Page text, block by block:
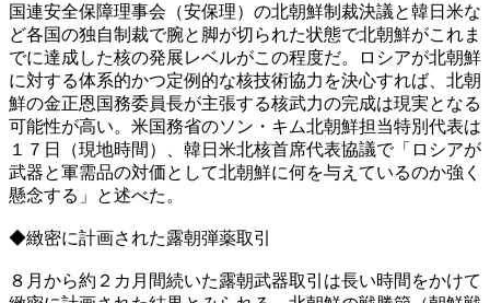
国連安全保障理事会（安保理）の北朝鮮制裁決議と韓日米な
ど各国の独自制裁で腕と脚が切られた状態で北朝鮮がこれま
でに達成した核の発展レベルがこの程度だ。ロシアが北朝鮮
に対する体系的かつ定例的な核技術協力を決心すれば、北朝
鮮の金正恩国務委員長が主張する核武力の完成は現実となる
可能性が高い。米国務省のソン・キム北朝鮮担当特別代表は
１７日（現地時間）、韓日米北核首席代表協議で「ロシアが
武器と軍需品の対価として北朝鮮に何を与えているのか強く
懸念する」と述べた。
◆緻密に計画された露朝弾薬取引
８月から約２カ月間続いた露朝武器取引は長い時間をかけて